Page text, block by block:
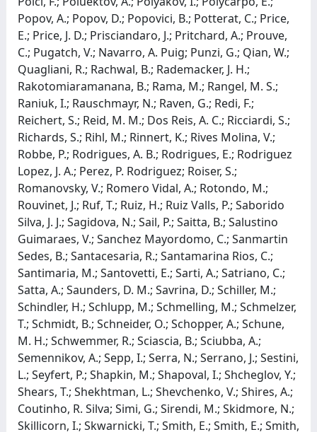
Popov, A.; Popov, D.; Popovici, B.; Potterat, C.; Price,
E.; Price, J. D.; Prisciandaro, J.; Pritchard, A.; Prouve,
C.; Pugatch, V.; Navarro, A. Puig; Punzi, G.; Qian, W.;
Quagliani, R.; Rachwal, B.; Rademacker, J. H.;
Rakotomiaramanana, B.; Rama, M.; Rangel, M. S.;
Raniuk, I.; Rauschmayr, N.; Raven, G.; Redi, F.;
Reichert, S.; Reid, M. M.; Dos Reis, A. C.; Ricciardi, S.;
Richards, S.; Rihl, M.; Rinnert, K.; Rives Molina, V.;
Robbe, P.; Rodrigues, A. B.; Rodrigues, E.; Rodriguez
Lopez, J. A.; Perez, P. Rodriguez; Roiser, S.;
Romanovsky, V.; Romero Vidal, A.; Rotondo, M.;
Rouvinet, J.; Ruf, T.; Ruiz, H.; Ruiz Valls, P.; Saborido
Silva, J. J.; Sagidova, N.; Sail, P.; Saitta, B.; Salustino
Guimaraes, V.; Sanchez Mayordomo, C.; Sanmartin
Sedes, B.; Santacesaria, R.; Santamarina Rios, C.;
Santimaria, M.; Santovetti, E.; Sarti, A.; Satriano, C.;
Satta, A.; Saunders, D. M.; Savrina, D.; Schiller, M.;
Schindler, H.; Schlupp, M.; Schmelling, M.; Schmelzer,
T.; Schmidt, B.; Schneider, O.; Schopper, A.; Schune,
M. H.; Schwemmer, R.; Sciascia, B.; Sciubba, A.;
Semennikov, A.; Sepp, I.; Serra, N.; Serrano, J.; Sestini,
L.; Seyfert, P.; Shapkin, M.; Shapoval, I.; Shcheglov, Y.;
Shears, T.; Shekhtman, L.; Shevchenko, V.; Shires, A.;
Coutinho, R. Silva; Simi, G.; Sirendi, M.; Skidmore, N.;
Skillicorn, I.; Skwarnicki, T.; Smith, E.; Smith, E.; Smith,